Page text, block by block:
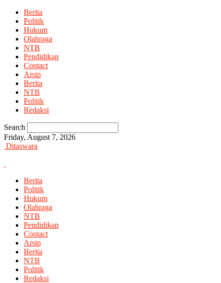
Berita
Politik
Hukum
Olahraga
NTB
Pendidikan
Contact
Arsip
Berita
NTB
Politik
Redaksi
Search
Friday, August 7, 2026
Ditaswara
Berita
Politik
Hukum
Olahraga
NTB
Pendidikan
Contact
Arsip
Berita
NTB
Politik
Redaksi